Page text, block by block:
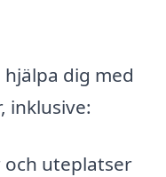
dig med
inklusive:
uteplatser